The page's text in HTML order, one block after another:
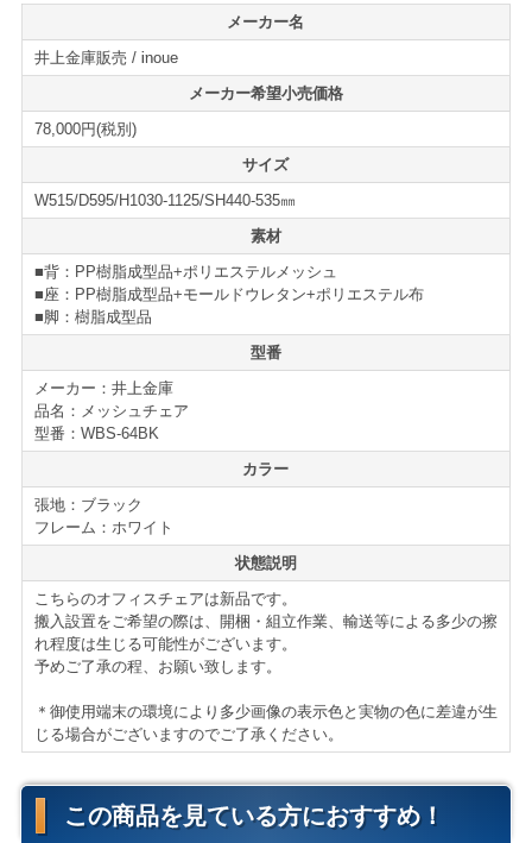
心地にも配慮されたオフィスチェアになっています。
また、座面には奥行調整機能が搭載されており、身長や
着座姿勢に合わせて、座面の奥行長さを変える事が可能
になっています。
リクライニングにはシンクロロッキング機能を採用、背
と座の連動によって疲れにくい快適な角度でのリクライ
ングを提供してくれます。
また、ロッキングは3段階の調整式となっており、着座の
際に常に自分の好きなポジションで座る事が可能です。
明るく透明感のあるデザインと、オフィスチェアに必要
な要素をしっかりと備えたオフィスチェアです。
オフィスチェアの新増設、買い替えの際には是非ご検討
下さい。
メッシュチェア WBS-64
■ガスシリンダー式座昇降
■シンクロロッキング機能
■座面奥行調整機能
■ナイロンキャスター
メーカー名
井上金庫販売 / inoue
メーカー希望小売価格
78,000円(税別)
サイズ
W515/D595/H1030-1125/SH440-535㎜
素材
■背：PP樹脂成型品+ポリエステルメッシュ
■座：PP樹脂成型品+モールドウレタン+ポリエステル布
■脚：樹脂成型品
型番
メーカー：井上金庫
品名：メッシュチェア
型番：WBS-64BK
カラー
張地：ブラック
フレーム：ホワイト
状態説明
こちらのオフィスチェアは新品です。
搬入設置をご希望の際は、開梱・組立作業、輸送等による多少の擦
れ程度は生じる可能性がございます。
予めご了承の程、お願い致します。
＊御使用端末の環境により多少画像の表示色と実物の色に差違が生
じる場合がございますのでご了承ください。
この商品を見ている方におすすめ！